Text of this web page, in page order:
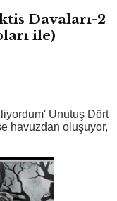
Davaları-2
ile)
Unutuş Dört
havuzdan oluşuyor,